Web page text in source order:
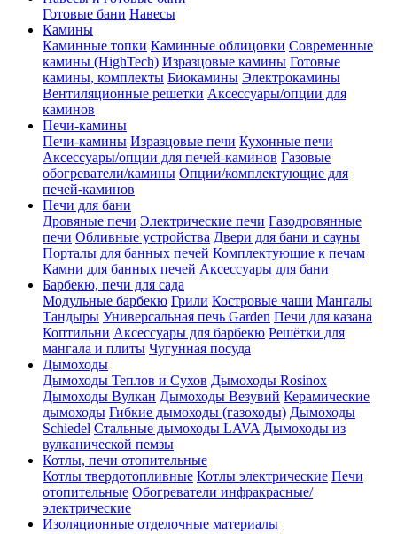
Готовые бани Навесы
Камины
Каминные топки Каминные облицовки Современные
камины (HighTech) Изразцовые камины Готовые
камины, комплекты Биокамины Электрокамины
Вентиляционные решетки Аксессуары/опции для
каминов
Печи-камины
Печи-камины Изразцовые печи Кухонные печи
Аксессуары/опции для печей-каминов Газовые
обогреватели/камины Опции/комплектующие для
печей-каминов
Печи для бани
Дровяные печи Электрические печи Газодровянные
печи Обливные устройства Двери для бани и сауны
Порталы для банных печей Комплектующие к печам
Камни для банных печей Аксессуары для бани
Барбекю, печи для сада
Модульные барбекю Грили Костровые чаши Мангалы
Тандыры Универсальная печь Garden Печи для казана
Коптильни Аксессуары для барбекю Решётки для
мангала и плиты Чугунная посуда
Дымоходы
Дымоходы Теплов и Сухов Дымоходы Rosinox
Дымоходы Вулкан Дымоходы Везувий Керамические
дымоходы Гибкие дымоходы (газоходы) Дымоходы
Schiedel Стальные дымоходы LAVA Дымоходы из
вулканической пемзы
Котлы, печи отопительные
Котлы твердотопливные Котлы электрические Печи
отопительные Обогреватели инфракрасные/
электрические
Изоляционные отделочные материалы